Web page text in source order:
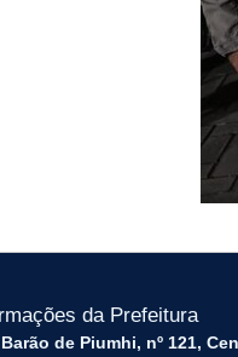
da Prefeitura
de Piumhi, nº 121,